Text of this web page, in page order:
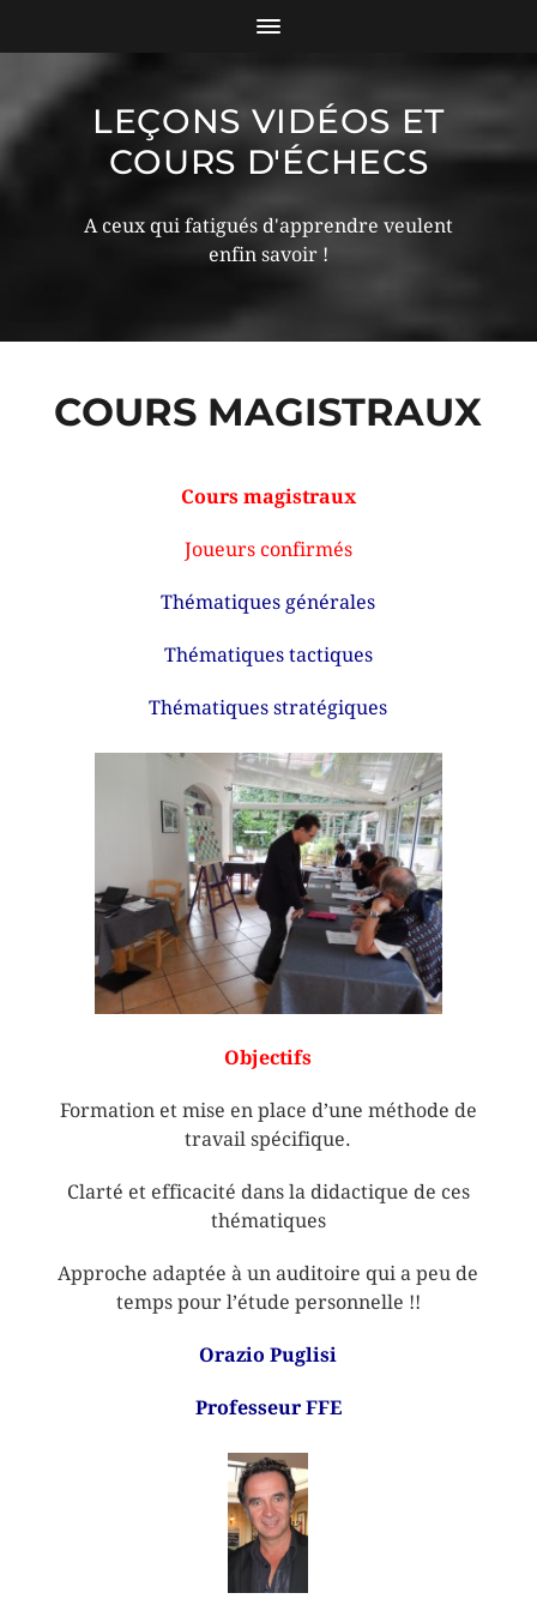
LEÇONS VIDÉOS ET
COURS D'ÉCHECS
A ceux qui fatigués d'apprendre veulent
enfin savoir !
COURS MAGISTRAUX
Cours magistraux
Joueurs confirmés
Thématiques générales
Thématiques tactiques
Thématiques stratégiques
Objectifs
Formation et mise en place d’une méthode de
travail spécifique.
Clarté et efficacité dans la didactique de ces
thématiques
Approche adaptée à un auditoire qui a peu de
temps pour l’étude personnelle !!
Orazio Puglisi
Professeur FFE